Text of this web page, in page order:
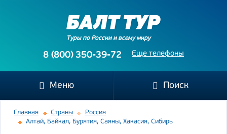
Туры по России и всему миру
Еще телефоны
8 (800) 350-39-72
Меню Поиск
Главная Страны
Россия
Алтай, Байкал, Бурятия, Саяны, Хакасия, Сибирь